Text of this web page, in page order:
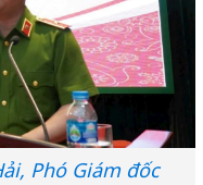
Phó Giám đốc